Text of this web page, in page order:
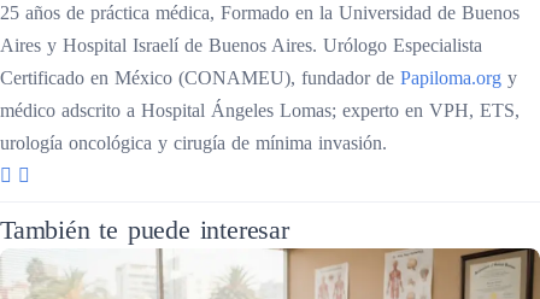
25 años de práctica médica, Formado en la Universidad de Buenos
Aires y Hospital Israelí de Buenos Aires. Urólogo Especialista
Certificado en México (CONAMEU), fundador de Papiloma.org y
médico adscrito a Hospital Ángeles Lomas; experto en VPH, ETS,
urología oncológica y cirugía de mínima invasión.
También te puede interesar